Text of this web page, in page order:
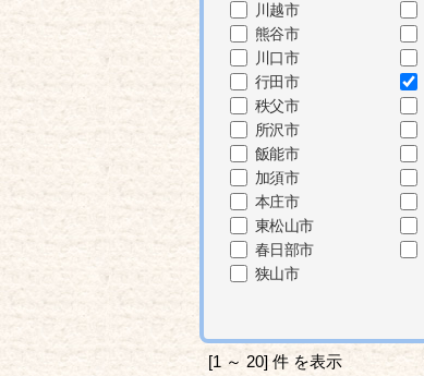
川越市
熊谷市
川口市
行田市
秩父市
所沢市
飯能市
加須市
本庄市
東松山市
春日部市
狭山市
[1 ～ 20] 件 を表示